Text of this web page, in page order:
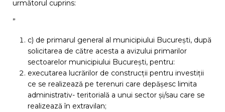
următorul cuprins:
”
c) de primarul general al municipiului București, după
solicitarea de către acesta a avizului primarilor
sectoarelor municipiului București, pentru:
executarea lucrărilor de construcții pentru investiții
ce se realizează pe terenuri care depășesc limita
administrativ- teritorială a unui sector și/sau care se
realizează în extravilan;